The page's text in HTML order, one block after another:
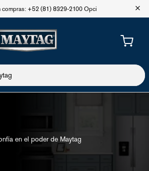
compras: +52 (81) 8329-2100 Opción 1 +
en el poder de Maytag